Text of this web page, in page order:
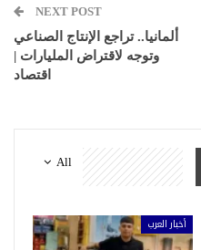
NEXT POST
ألمانيا.. تراجع الإنتاج الصناعي
وتوجه لاقتراض المليارات |
اقتصاد
All
أخبار العرب